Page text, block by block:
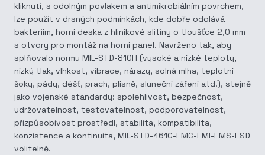
kliknutí, s odolným povlakem a antimikrobiálním povrchem,
lze použít v drsných podmínkách, kde dobře odolává
bakteriím, horní deska z hliníkové slitiny o tloušťce 2,0 mm
s otvory pro montáž na horní panel. Navrženo tak, aby
splňovalo normu MIL-STD-810H (vysoké a nízké teploty,
nízký tlak, vlhkost, vibrace, nárazy, solná mlha, teplotní
šoky, pády, déšť, prach, plísně, sluneční záření atd.), stejně
jako vojenské standardy: spolehlivost, bezpečnost,
udržovatelnost, testovatelnost, podporovatelnost,
přizpůsobivost prostředí, stabilita, kompatibilita,
konzistence a kontinuita, MIL-STD-461G-EMC-EMI-EMS-ESD
volitelně.